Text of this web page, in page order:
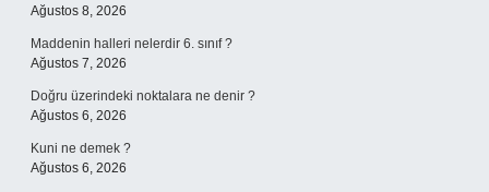
Ağustos 8, 2026
Maddenin halleri nelerdir 6. sınıf ?
Ağustos 7, 2026
Doğru üzerindeki noktalara ne denir ?
Ağustos 6, 2026
Kuni ne demek ?
Ağustos 6, 2026